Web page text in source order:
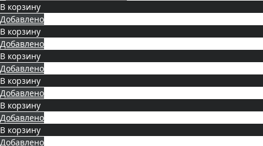
В корзину
Добавлено
В корзину
Добавлено
В корзину
Добавлено
В корзину
Добавлено
В корзину
Добавлено
В корзину
Добавлено